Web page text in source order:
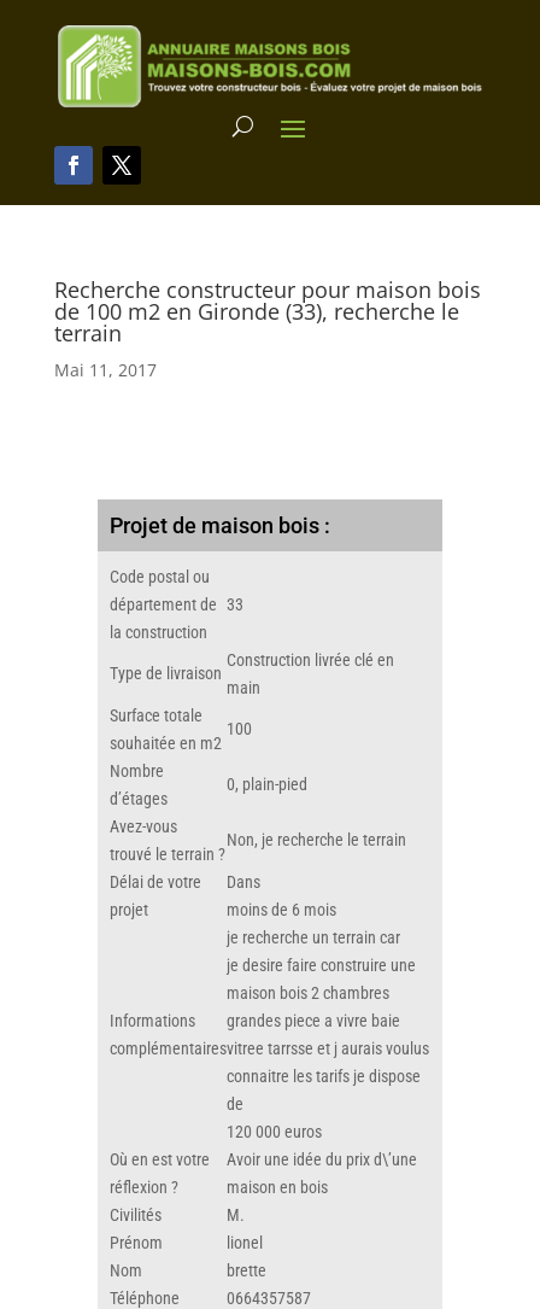
Recherche constructeur pour maison bois
de 100 m2 en Gironde (33), recherche le
terrain
Mai 11, 2017
Projet de maison bois :
Code postal ou
département de
la construction
33
Type de livraison
Construction livrée clé en
main
Surface totale
souhaitée en m2
100
Nombre
d’étages
0, plain-pied
Avez-vous
trouvé le terrain ?
Non, je recherche le terrain
Délai de votre
projet
Dans
moins de 6 mois
Informations
complémentaires
je recherche un terrain car
je desire faire construire une
maison bois 2 chambres
grandes piece a vivre baie
vitree tarrsse et j aurais voulus
connaitre les tarifs je dispose
de
120 000 euros
Où en est votre
réflexion ?
Avoir une idée du prix d\’une
maison en bois
Civilités
M.
Prénom
lionel
Nom
brette
Téléphone
0664357587